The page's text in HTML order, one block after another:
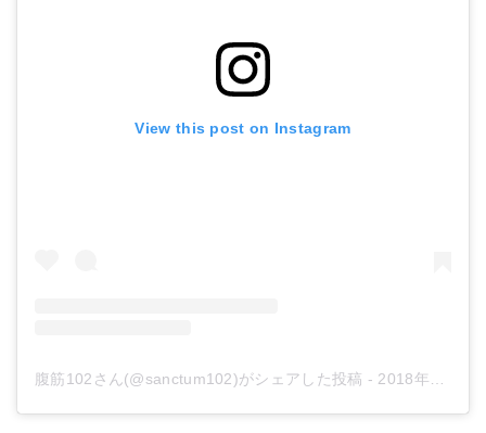
View this post on Instagram
腹筋102さん(@sanctum102)がシェアした投稿 - 2018年12月月26日午前6時14分PST